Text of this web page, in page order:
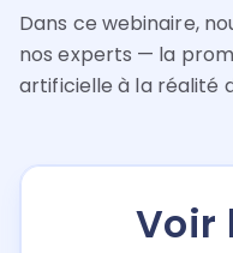
Dans ce webinaire,
nos experts — la
artificielle à la réalité
Voir